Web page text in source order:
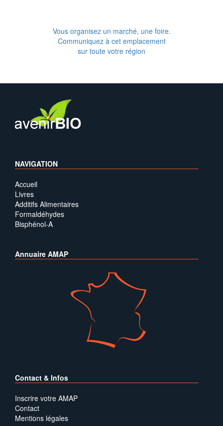
Vous organisez un marché, une foire.
Communiquez à cet emplacement
sur toute votre région
NAVIGATION
Accueil
Livres
Additifs Alimentaires
Formaldéhydes
Bisphénol-A
Annuaire AMAP
Contact & Infos
Inscrire votre AMAP
Contact
Mentions légales